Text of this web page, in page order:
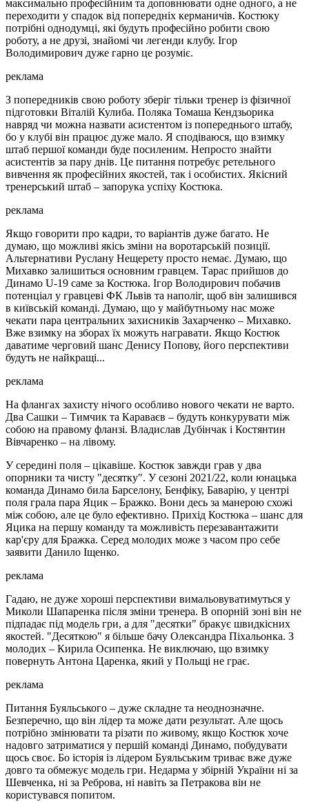
максимально професійним та доповнювати одне одного, а не
переходити у спадок від попередніх керманичів. Костюку
потрібні однодумці, які будуть професійно робити свою
роботу, а не друзі, знайомі чи легенди клубу. Ігор
Володимирович дуже гарно це розуміє.
реклама
З попередників свою роботу зберіг тільки тренер із фізичної
підготовки Віталій Кулиба. Поляка Томаша Кендзьорика
навряд чи можна назвати асистентом із попереднього штабу,
бо у клубі він працює дуже мало. Я сподіваюся, що взимку
штаб першої команди буде посиленим. Непросто знайти
асистентів за пару днів. Це питання потребує ретельного
вивчення як професійних якостей, так і особистих. Якісний
тренерський штаб – запорука успіху Костюка.
реклама
Якщо говорити про кадри, то варіантів дуже багато. Не
думаю, що можливі якісь зміни на воротарській позиції.
Альтернативи Руслану Нещерету просто немає. Думаю, що
Михавко залишиться основним гравцем. Тарас прийшов до
Динамо U-19 саме за Костюка. Ігор Володирович побачив
потенціал у гравцеві ФК Львів та наполіг, щоб він залишився
в київській команді. Думаю, що у майбутньому нас може
чекати пара центральних захисників Захарченко – Михавко.
Вже взимку на зборах їх можуть награвати. Якщо Костюк
даватиме черговий шанс Денису Попову, його перспективи
будуть не найкращі...
реклама
На флангах захисту нічого особливо нового чекати не варто.
Два Сашки – Тимчик та Караваєв – будуть конкурувати між
собою на правому фланзі. Владислав Дубінчак і Костянтин
Вівчаренко – на лівому.
У середині поля – цікавіше. Костюк завжди грав у два
опорники та чисту "десятку". У сезоні 2021/22, коли юнацька
команда Динамо била Барселону, Бенфіку, Баварію, у центрі
поля грала пара Яцик – Бражко. Вони десь за манерою схожі
між собою, але це було ефективно. Прихід Костюка – шанс для
Яцика на першу команду та можливість перезавантажити
кар'єру для Бражка. Серед молодих може з часом про себе
заявити Данило Іщенко.
реклама
Гадаю, не дуже хороші перспективи вимальовуватимуться у
Миколи Шапаренка після зміни тренера. В опорній зоні він не
підпадає під модель гри, а для "десятки" бракує швидкісних
якостей. "Десяткою" я більше бачу Олександра Піхальонка. З
молодих – Кирила Осипенка. Не виключаю, що взимку
повернуть Антона Царенка, який у Польщі не грає.
реклама
Питання Буяльського – дуже складне та неоднозначне.
Безперечно, що він лідер та може дати результат. Але щось
потрібно змінювати та різати по живому, якщо Костюк хоче
надовго затриматися у першій команді Динамо, побудувати
щось своє. Бо історія із лідером Буяльським триває вже дуже
довго та обмежує модель гри. Недарма у збірній України ні за
Шевченка, ні за Реброва, ні навіть за Петракова він не
користувався попитом.